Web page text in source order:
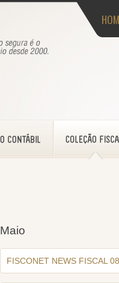
Maio
FISCONET NEWS FISCAL